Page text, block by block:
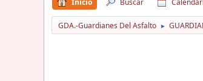
GDA.-Guardianes Del Asfalto ►